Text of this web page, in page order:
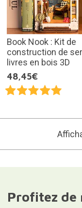
Book Nook : Kit de
construction de
livres en bois 3D
48,45€
Profitez de